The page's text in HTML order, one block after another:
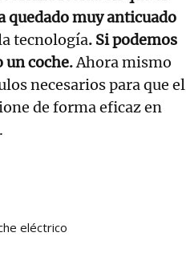
quedado muy anticuado
tecnología. Si podemos
un coche.Ahora mismo
necesarios para que el
de forma eficaz en
eléctrico